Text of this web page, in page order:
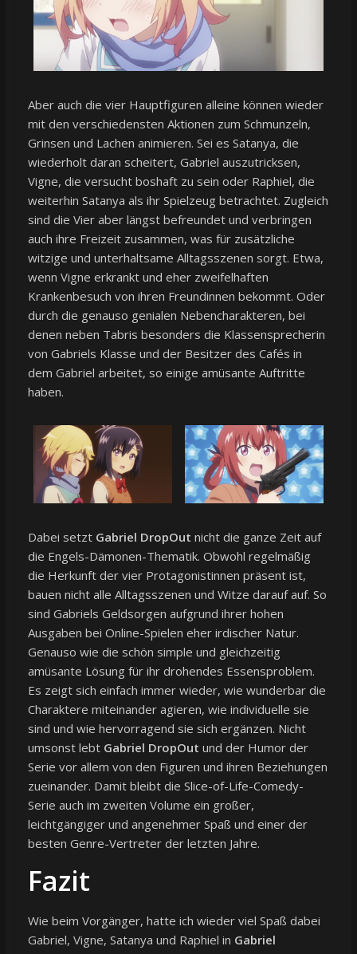
Aber auch die vier Hauptfiguren alleine können wieder
mit den verschiedensten Aktionen zum Schmunzeln,
Grinsen und Lachen animieren. Sei es Satanya, die
wiederholt daran scheitert, Gabriel auszutricksen,
Vigne, die versucht boshaft zu sein oder Raphiel, die
weiterhin Satanya als ihr Spielzeug betrachtet. Zugleich
sind die Vier aber längst befreundet und verbringen
auch ihre Freizeit zusammen, was für zusätzliche
witzige und unterhaltsame Alltagsszenen sorgt. Etwa,
wenn Vigne erkrankt und eher zweifelhaften
Krankenbesuch von ihren Freundinnen bekommt. Oder
durch die genauso genialen Nebencharakteren, bei
denen neben Tabris besonders die Klassensprecherin
von Gabriels Klasse und der Besitzer des Cafés in
dem Gabriel arbeitet, so einige amüsante Auftritte
haben.
Dabei setzt Gabriel DropOut nicht die ganze Zeit auf
die Engels-Dämonen-Thematik. Obwohl regelmäßig
die Herkunft der vier Protagonistinnen präsent ist,
bauen nicht alle Alltagsszenen und Witze darauf auf. So
sind Gabriels Geldsorgen aufgrund ihrer hohen
Ausgaben bei Online-Spielen eher irdischer Natur.
Genauso wie die schön simple und gleichzeitig
amüsante Lösung für ihr drohendes Essensproblem.
Es zeigt sich einfach immer wieder, wie wunderbar die
Charaktere miteinander agieren, wie individuelle sie
sind und wie hervorragend sie sich ergänzen. Nicht
umsonst lebt Gabriel DropOut und der Humor der
Serie vor allem von den Figuren und ihren Beziehungen
zueinander. Damit bleibt die Slice-of-Life-Comedy-
Serie auch im zweiten Volume ein großer,
leichtgängiger und angenehmer Spaß und einer der
besten Genre-Vertreter der letzten Jahre.
Fazit
Wie beim Vorgänger, hatte ich wieder viel Spaß dabei
Gabriel, Vigne, Satanya und Raphiel in Gabriel